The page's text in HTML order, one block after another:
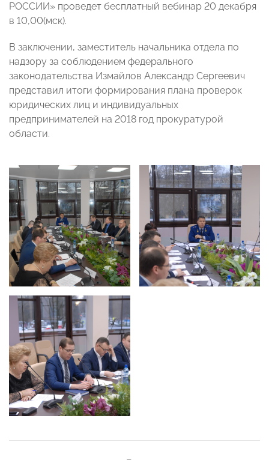
РОССИИ» проведет бесплатный вебинар 20 декабря
в 10,00(мск).
В заключении, заместитель начальника отдела по
надзору за соблюдением федерального
законодательства Измайлов Александр Сергеевич
представил итоги формирования плана проверок
юридических лиц и индивидуальных
предпринимателей на 2018 год прокуратурой
области.